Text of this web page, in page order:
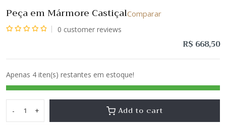
Peça em Mármore Castiçal
5
0 customer reviews
R$ 668,50
Apenas 4 iten(s) restantes em estoque!
- + Add to cart
Comparar